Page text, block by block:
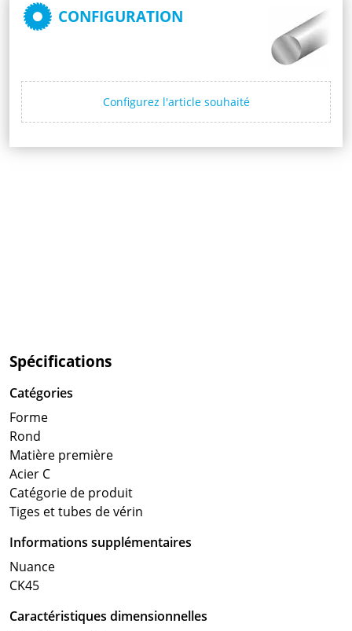
CONFIGURATION
Configurez l'article souhaité
Spécifications
Catégories
Forme
Rond
Matière première
Acier C
Catégorie de produit
Tiges et tubes de vérin
Informations supplémentaires
Nuance
CK45
Caractéristiques dimensionnelles